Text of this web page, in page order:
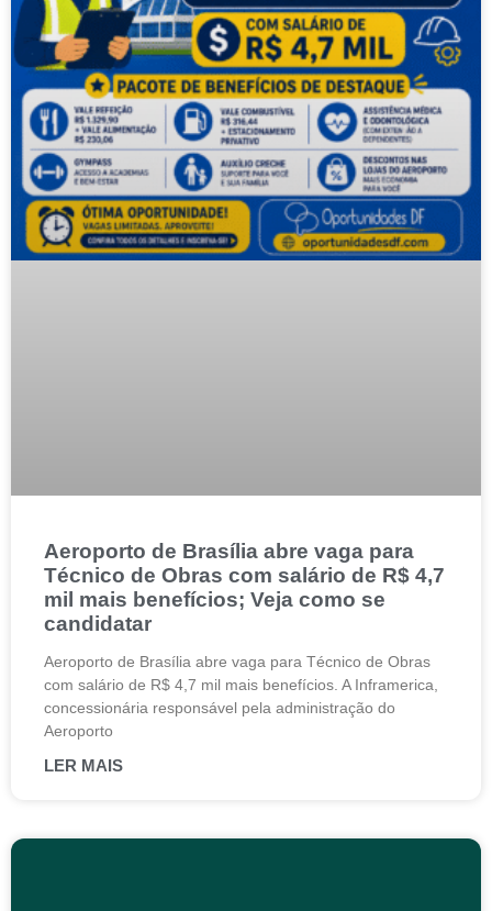
Aeroporto de Brasília abre vaga para
Técnico de Obras com salário de R$ 4,7
mil mais benefícios; Veja como se
candidatar
Aeroporto de Brasília abre vaga para Técnico de Obras
com salário de R$ 4,7 mil mais benefícios. A Inframerica,
concessionária responsável pela administração do
Aeroporto
LER MAIS